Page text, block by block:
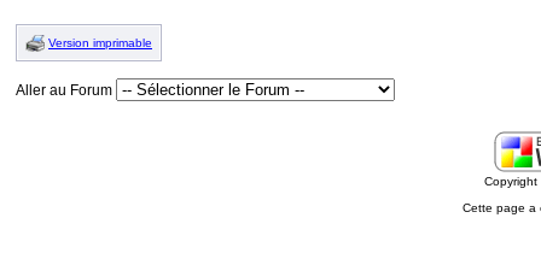
Version imprimable
Aller au Forum
Cette page a